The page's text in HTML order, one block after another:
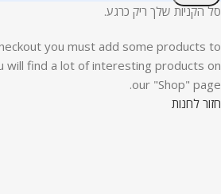
סל הקניות שלך ריק כרגע.
you must add some products to
will find a lot of interesting products on
our "Shop" page.
חזור לחנות